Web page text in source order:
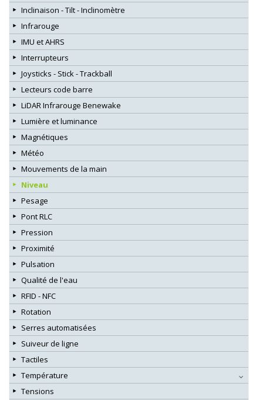
Inclinaison - Tilt - Inclinomètre
Infrarouge
IMU et AHRS
Interrupteurs
Joysticks - Stick - Trackball
Lecteurs code barre
LiDAR Infrarouge Benewake
Lumière et luminance
Magnétiques
Météo
Mouvements de la main
Niveau
Pesage
Pont RLC
Pression
Proximité
Pulsation
Qualité de l'eau
RFID - NFC
Rotation
Serres automatisées
Suiveur de ligne
Tactiles
Température
Tensions